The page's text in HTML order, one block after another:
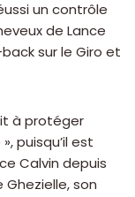
un contrôle
de Lance
sur le Giro et
à protéger
puisqu’il est
Calvin depuis
Ghezielle, son